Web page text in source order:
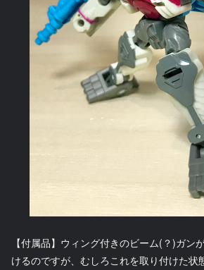
【付属品】ウィング付きのビーム(？)ガン
けるのですが、むしろこれを取り付けた状